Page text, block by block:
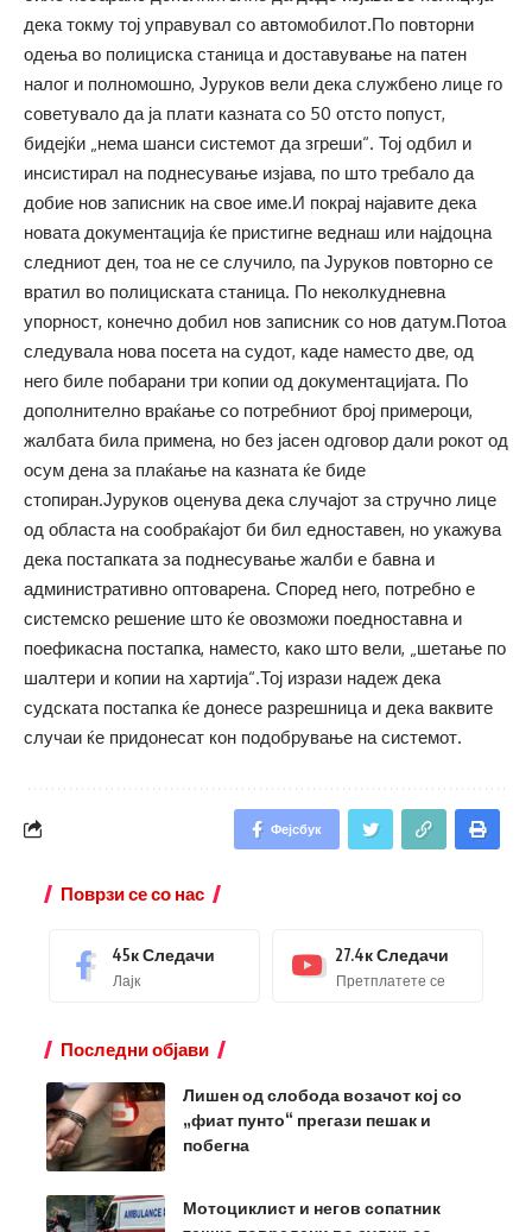
дека токму тој управувал со автомобилот.По повторни
одења во полициска станица и доставување на патен
налог и полномошно, Јуруков вели дека службено лице го
советувало да ја плати казната со 50 отсто попуст,
бидејќи „нема шанси системот да згреши“. Тој одбил и
инсистирал на поднесување изјава, по што требало да
добие нов записник на свое име.И покрај најавите дека
новата документација ќе пристигне веднаш или најдоцна
следниот ден, тоа не се случило, па Јуруков повторно се
вратил во полициската станица. По неколкудневна
упорност, конечно добил нов записник со нов датум.Потоа
следувала нова посета на судот, каде наместо две, од
него биле побарани три копии од документацијата. По
дополнително враќање со потребниот број примероци,
жалбата била примена, но без јасен одговор дали рокот од
осум дена за плаќање на казната ќе биде
стопиран.Јуруков оценува дека случајот за стручно лице
од областа на сообраќајот би бил едноставен, но укажува
дека постапката за поднесување жалби е бавна и
административно оптоварена. Според него, потребно е
системско решение што ќе овозможи поедноставна и
поефикасна постапка, наместо, како што вели, „шетање по
шалтери и копии на хартија“.Тој изрази надеж дека
судската постапка ќе донесе разрешница и дека ваквите
случаи ќе придонесат кон подобрување на системот.
Фејсбук
Поврзи се со нас
45кСледачи
Лајк
27.4кСледачи
Претплатете се
Последни објави
Лишен од слобода возачот кој со
„фиат пунто“ прегази пешак и
побегна
Мотоциклист и негов сопатник